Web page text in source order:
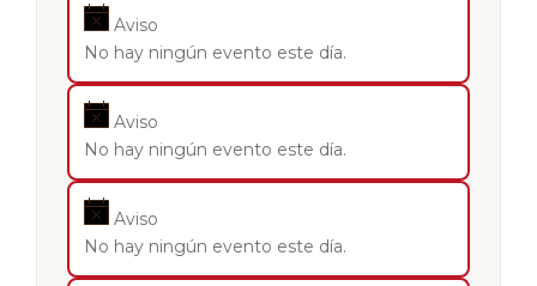
Aviso
No hay ningún evento este día.
Aviso
No hay ningún evento este día.
Aviso
No hay ningún evento este día.